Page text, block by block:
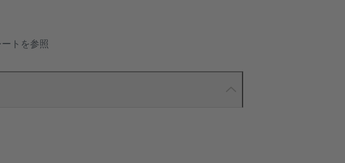
トを参照